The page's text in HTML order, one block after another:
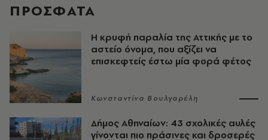
ΠΡΟΣΦΑΤΑ
Η κρυφή παραλία της Αττικής με το
αστείο όνομα, που αξίζει να
επισκεφτείς έστω μία φορά φέτος
Κωνσταντίνα Βουλγαρέλη
Δήμος Αθηναίων: 43 σχολικές αυλές
γίνονται πιο πράσινες και δροσερές